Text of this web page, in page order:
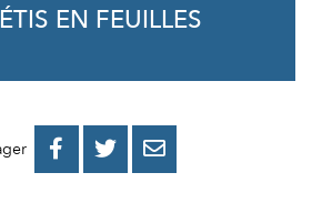
EN FEUILLES

PARTAGER
PARTAGER
PARTAGER